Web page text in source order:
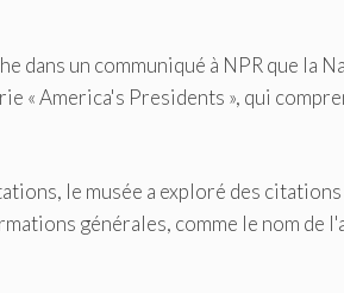
dans un communiqué à NPR que la
« America's Presidents », qui
le musée a exploré des
générales, comme le nom de